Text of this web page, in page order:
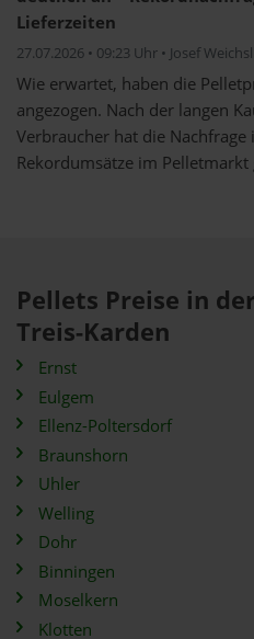
Lieferzeiten
27.07.2026 • 09:23 Uhr • Josef
Wie erwartet, haben die
angezogen. Nach der langen
Verbraucher hat die
Rekordumsätze im Pelletmarkt
Pellets Preise in
Treis-Karden
Ernst
Eulgem
Ellenz-Poltersdorf
Braunshorn
Uhler
Welling
Dohr
Binningen
Moselkern
Klotten